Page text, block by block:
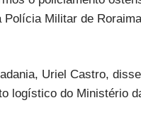
Militar de
Uriel Castro,
logístico do Ministério